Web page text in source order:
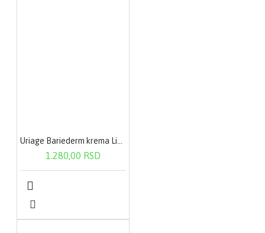
1.280,00 RSD